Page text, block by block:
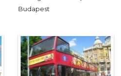
Budapest